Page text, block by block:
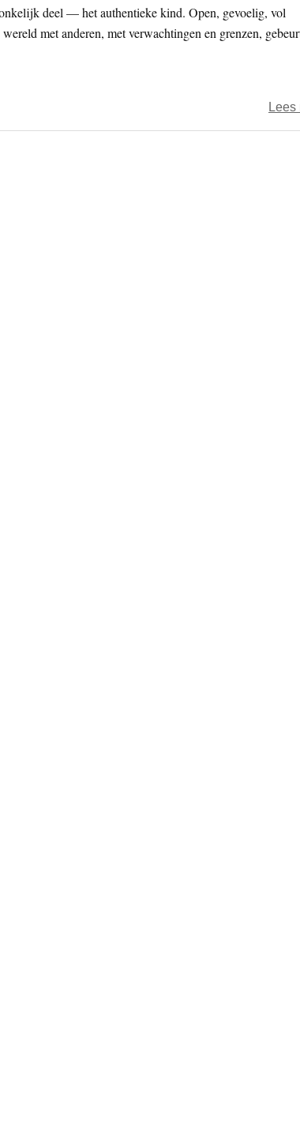
deel — het authentieke kind. Open, gevoelig, vol
met anderen, met verwachtingen en grenzen,
Lees